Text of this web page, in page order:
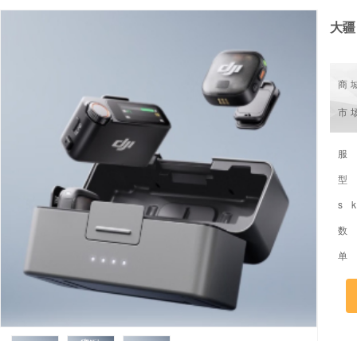
大
商
市
服
型
s
数
单